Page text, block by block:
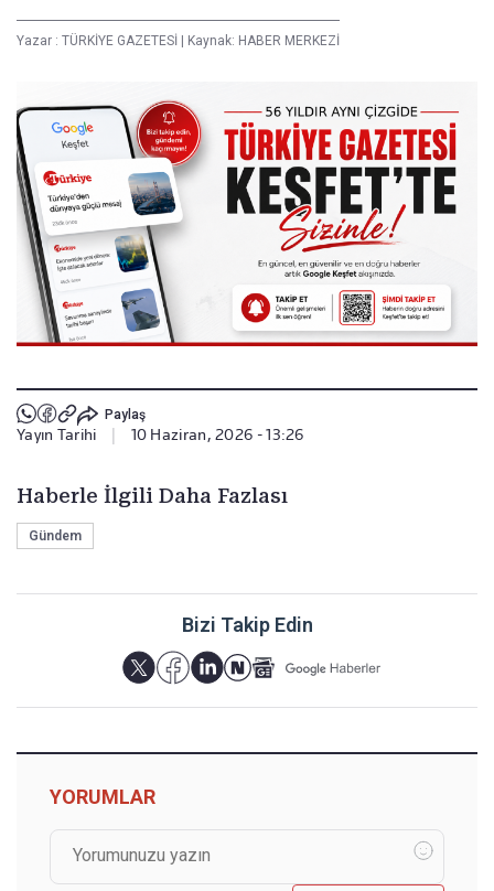
Yazar : TÜRKİYE GAZETESİ Kaynak: HABER MERKEZİ
Paylaş
Yayın Tarihi 10 Haziran, 2026 - 13:26
Haberle İlgili Daha Fazlası
Gündem
Bizi Takip Edin
YORUMLAR